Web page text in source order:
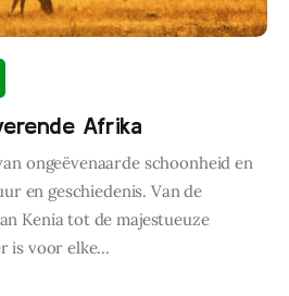
Afrika
ongeëvenaarde schoonheid en
en geschiedenis. Van de
Kenia tot de majestueuze
is voor elke…